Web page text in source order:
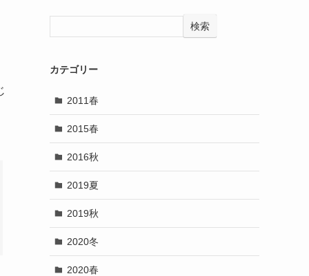
検索
カテゴリー
2011春
2015春
2016秋
2019夏
2019秋
2020冬
2020春